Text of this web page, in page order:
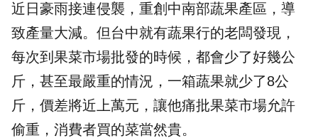
近日豪雨接連侵襲，重創中南部蔬果產區，導
致產量大減。但台中就有蔬果行的老闆發現，
每次到 果菜市場批發的時候，都會少了好幾公
斤，甚至最嚴重的情況，一箱蔬果就少了8公
斤，價差將近上萬元，讓他痛批果菜市場允許
偷重，消費者買的菜當然貴。